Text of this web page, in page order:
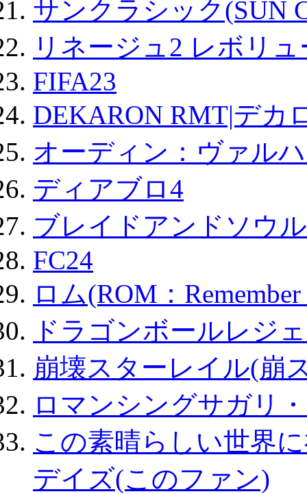
サンクラシック(SUN
リネージュ2 レボリ
FIFA23
DEKARON RMT|デカ
オーディン：ヴァル
ディアブロ4
ブレイドアンドソウ
FC24
ロム(ROM：
ドラゴンボールレジ
崩壊スターレイル(崩
ロマンシングサガリ
この素晴らしい世界
デイズ(このファン)